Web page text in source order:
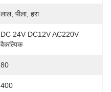
लाल, पीला, हरा
DC 24V DC12V AC220V
वैकल्पिक
80
400